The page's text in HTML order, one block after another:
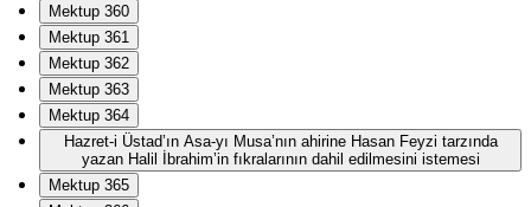
Mektup 360
Mektup 361
Mektup 362
Mektup 363
Mektup 364
Hazret-i Üstad’ın Asa-yı Musa’nın ahirine Hasan Feyzi tarzında
yazan Halil İbrahim’in fıkralarının dahil edilmesini istemesi
Mektup 365